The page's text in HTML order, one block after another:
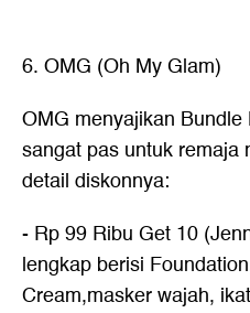
6. OMG (Oh My Glam)
OMG menyajikan
sangat pas untuk remaja
detail diskonnya:
- Rp 99 Ribu Get 10
lengkap berisi
Cream,masker wajah,